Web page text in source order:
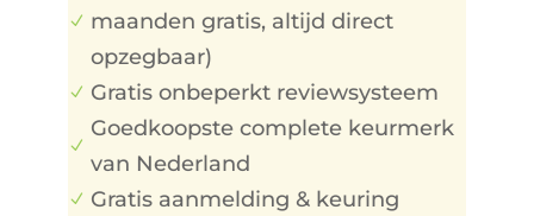
N maanden gratis, altijd direct
opzegbaar)
N Gratis onbeperkt reviewsysteem
N
Goedkoopste complete keurmerk
van Nederland
N Gratis aanmelding & keuring